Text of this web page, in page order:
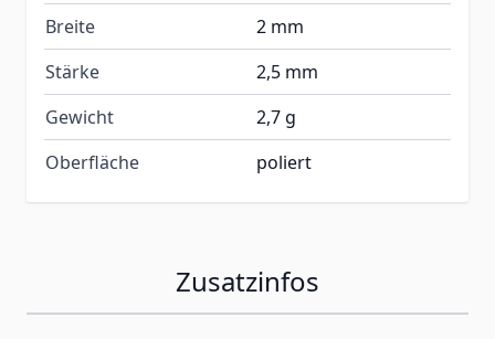
Breite
2 mm
Stärke
2,5 mm
Gewicht
2,7 g
Oberfläche
poliert
Zusatzinfos